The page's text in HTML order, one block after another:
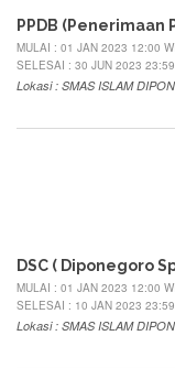
PPDB (Penerimaan
MULAI : 01 JAN 2023 12:00
SELESAI : 30 JUN 2023
Lokasi : SMAS ISLAM
DSC ( Diponegoro
MULAI : 01 JAN 2023 12:00
SELESAI : 10 JAN 2023
Lokasi : SMAS ISLAM